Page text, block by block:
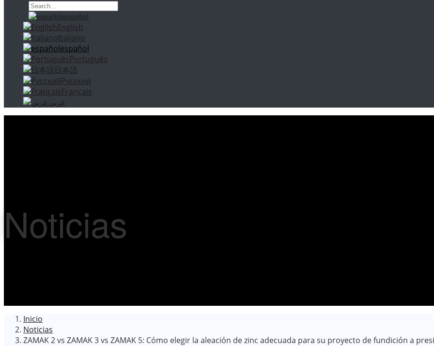
español
English
Italiano
español
Português
日本語
Русский
Français
عربي
Noticias
Inicio
Noticias
ZAMAK 2 vs ZAMAK 3 vs ZAMAK 5: Cómo elegir la aleación de zinc adecuada para su proyecto de fundición a